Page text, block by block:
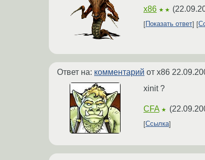
x86 ★★ (
Показать ответ
Ответ на: комментарий от x86
xinit ?
CFA ★ (
Ссылка